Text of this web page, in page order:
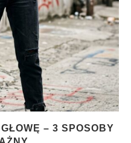
– 3 SPOSOBY